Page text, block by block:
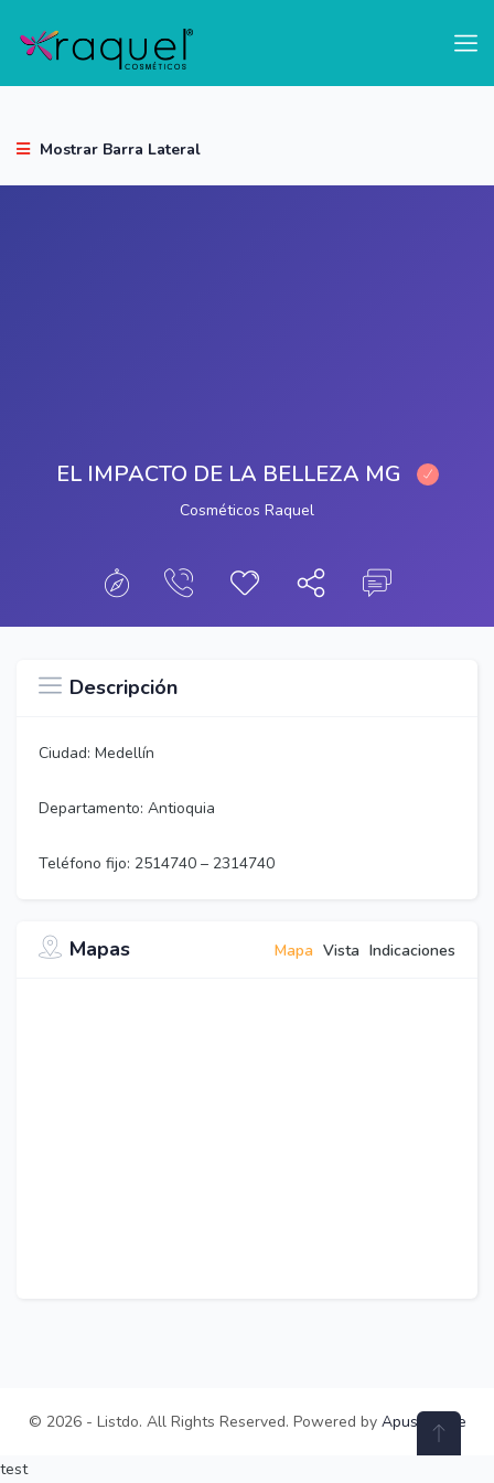
Mostrar Barra Lateral
EL IMPACTO DE LA BELLEZA MG
Cosméticos Raquel
Descripción
Ciudad: Medellín
Departamento: Antioquia
Teléfono fijo: 2514740 – 2314740
Mapas Mapa Vista Indicaciones
© 2026 - Listdo. All Rights Reserved. Powered by ApusTheme
test